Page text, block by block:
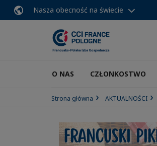
Nasza obecność na świecie
O NAS CZŁONKOSTWO
Strona główna AKTUALNOŚCI